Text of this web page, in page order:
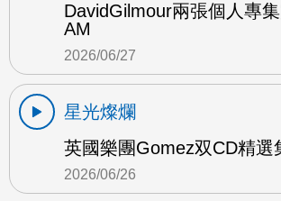
DavidGilmour兩張個人專
AM
2026/06/27
星光燦爛
英國樂團Gomez双CD精選
2026/06/26